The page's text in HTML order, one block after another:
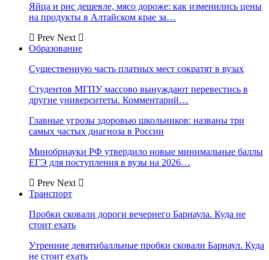
Яйца и рис дешевле, мясо дороже: как изменились цены
на продукты в Алтайском крае за…
Prev Next
Образование
Существенную часть платных мест сократят в вузах
Студентов МГПУ массово вынуждают перевестись в
другие университеты. Комментарий…
Главные угрозы здоровью школьников: названы три
самых частых диагноза в России
Минобрнауки РФ утвердило новые минимальные баллы
ЕГЭ для поступления в вузы на 2026…
Prev Next
Транспорт
Пробки сковали дороги вечернего Барнаула. Куда не
стоит ехать
Утренние девятибалльные пробки сковали Барнаул. Куда
не стоит ехать